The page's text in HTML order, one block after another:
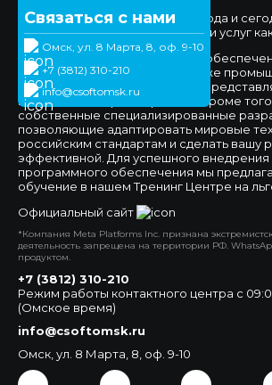
Связаться с нами
Омск, ул. 8 Марта, 8, оф. 9-10
+7 (3812) 310-210
info@csoftomsk.ru
Мы работаем на рынке с 1994 года и
предлагаемых нами продуктов и услуг
Мы предлагаем программное
сфере машиностроения, а также
гражданского строительства,
ведущих вендоров отраслей. Кроме
собственные специализированные
позволяющие адаптировать мировые
российским стандартам и сделать вашу
эффективной. Для успешного
программного обеспечения мы
обучение в нашем Тренинг Центре на
Официальный сайт
*Компания Meta Platforms Inc. признана
деятельность запрещена на территории РФ.
продуктом.
+7 (3812) 310-210
Режим работы контактного центра с
(Омское время)
info@csoftomsk.ru
Омск, ул. 8 Марта, 8, оф. 9-10